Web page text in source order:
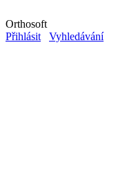
Orthosoft
Přihlásit
Vyhledávání